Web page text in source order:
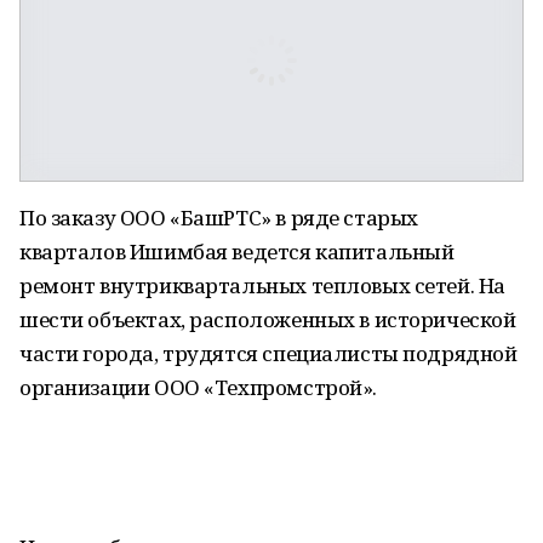
По заказу ООО «БашРТС» в ряде старых
кварталов Ишимбая ведется капитальный
ремонт внутриквартальных тепловых сетей. На
шести объектах, расположенных в исторической
части города, трудятся специалисты подрядной
организации ООО «Техпромстрой».